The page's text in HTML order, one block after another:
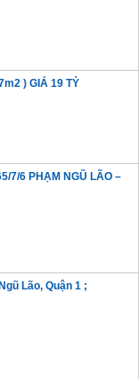
) GIÁ 19 TỶ
7/6 PHẠM NGŨ LÃO –
Lão, Quận 1 ;